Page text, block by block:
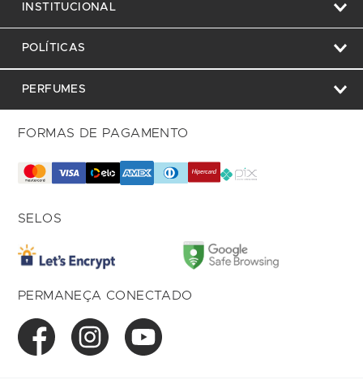
INSTITUCIONAL
POLÍTICAS
PERFUMES
FORMAS DE PAGAMENTO
SELOS
PERMANEÇA CONECTADO